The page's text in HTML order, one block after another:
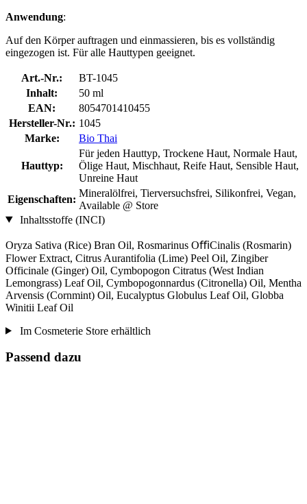
Anwendung:
Auf den Körper auftragen und einmassieren, bis es vollständig
eingezogen ist. Für alle Hauttypen geeignet.
Art.-Nr.:
BT-1045
Inhalt:
50 ml
EAN:
8054701410455
Hersteller-Nr.: 1045
Marke:
Bio Thai
Hauttyp:
Für jeden Hauttyp, Trockene Haut, Normale Haut,
Ölige Haut, Mischhaut, Reife Haut, Sensible Haut,
Unreine Haut
Eigenschaften:
Mineralölfrei, Tierversuchsfrei, Silikonfrei, Vegan,
Available @ Store
Inhaltsstoffe (INCI)
Oryza Sativa (Rice) Bran Oil, Rosmarinus OﬃCinalis (Rosmarin)
Flower Extract, Citrus Aurantifolia (Lime) Peel Oil, Zingiber
Officinale (Ginger) Oil, Cymbopogon Citratus (West Indian
Lemongrass) Leaf Oil, Cymbopogonnardus (Citronella) Oil, Mentha
Arvensis (Cornmint) Oil, Eucalyptus Globulus Leaf Oil, Globba
Winitii Leaf Oil
Im Cosmeterie Store erhältlich
Passend dazu